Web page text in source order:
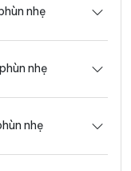
nhẹ
nhẹ
nhẹ